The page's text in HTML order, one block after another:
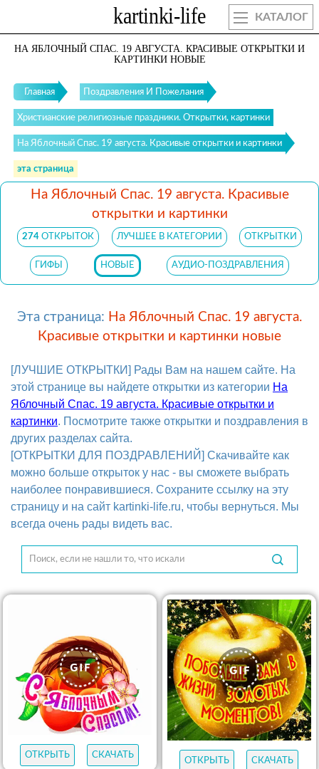
КАТАЛОГ
НА ЯБЛОЧНЫЙ СПАС. 19 АВГУСТА. КРАСИВЫЕ ОТКРЫТКИ И
КАРТИНКИ НОВЫЕ
Главная Поздравления И Пожелания
Христианские религиозные праздники. Открытки, картинки
На Яблочный Спас. 19 августа. Красивые открытки и картинки
эта страница
На Яблочный Спас. 19 августа. Красивые
открытки и картинки
274ОТКРЫТОК ЛУЧШЕЕ В КАТЕГОРИИ ОТКРЫТКИ
ГИФЫ НОВЫЕ АУДИО-ПОЗДРАВЛЕНИЯ
Эта страница: На Яблочный Спас. 19 августа.
Красивые открытки и картинки новые
[ЛУЧШИЕ ОТКРЫТКИ] Рады Вам на нашем сайте. На
этой странице вы найдете открытки из категории На
Яблочный Спас. 19 августа. Красивые открытки и
картинки. Посмотрите также открытки и поздравления в
других разделах сайта.
[ОТКРЫТКИ ДЛЯ ПОЗДРАВЛЕНИЙ] Скачивайте как
можно больше открыток у нас - вы сможете выбрать
наиболее понравившиеся. Сохраните ссылку на эту
страницу и на сайт kartinki-life.ru, чтобы вернуться. Мы
всегда очень рады видеть вас.
ОТКРЫТЬ СКАЧАТЬ
ОТКРЫТЬ СКАЧАТЬ